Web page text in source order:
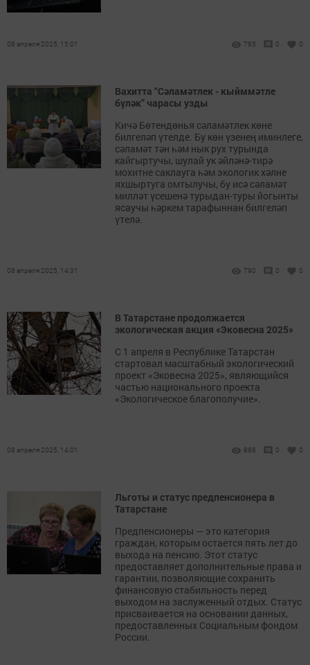
08 апреля 2025, 15:01 785 0 0
Вахитта “Сәламәтлек - кыйммәтле
бүләк” чарасы узды
Кичә Бөтендөнья сәламәтлек көне
билгеләп үтелде. Бу көн үзенең иминлеге,
сәламәт тән һәм нык рух турында
кайгыртучы, шулай ук әйләнә-тирә
мохитне саклауга һәм экологик хәлне
яхшыртуга омтылучы, бу исә сәламәт
милләт үсешенә турыдан-туры йогынты
ясаучы һәркем тарафыннан билгеләп
үтелә.
08 апреля 2025, 14:31 790 0 0
В Татарстане продолжается
экологическая акция «Эковесна 2025»
С 1 апреля в Республике Татарстан
стартовал масштабный экологический
проект «Эковесна 2025», являющийся
частью национального проекта
«Экологическое благополучие».
08 апреля 2025, 14:01 888 0 0
Льготы и статус предпенсионера в
Татарстане
Предпенсионеры — это категория
граждан, которым остается пять лет до
выхода на пенсию. Этот статус
предоставляет дополнительные права и
гарантии, позволяющие сохранить
финансовую стабильность перед
выходом на заслуженный отдых. Статус
присваивается на основании данных,
предоставленных Социальным фондом
России.